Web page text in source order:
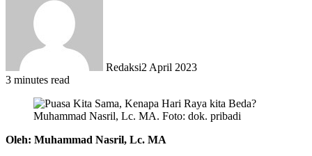
Redaksi2 April 2023
3 minutes read
Muhammad Nasril, Lc. MA. Foto: dok. pribadi
Oleh: Muhammad Nasril, Lc. MA